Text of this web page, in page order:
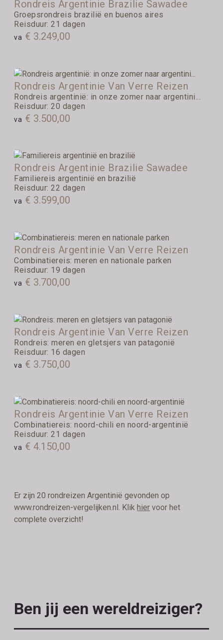
Rondreis Argentinie Brazilie Sawadee
Groepsrondreis brazilië en buenos aires
Reisduur: 21 dagen
va € 3.249,00
Rondreis Argentinie Van Verre Reizen
Rondreis argentinië: in onze zomer naar argentini...
Reisduur: 20 dagen
va € 3.500,00
Rondreis Argentinie Brazilie Sawadee
Familiereis argentinië en brazilië
Reisduur: 22 dagen
va € 3.599,00
Rondreis Argentinie Van Verre Reizen
Combinatiereis: meren en nationale parken
Reisduur: 19 dagen
va € 3.700,00
Rondreis Argentinie Van Verre Reizen
Rondreis: meren en gletsjers van patagonië
Reisduur: 16 dagen
va € 3.750,00
Rondreis Argentinie Van Verre Reizen
Combinatiereis: noord-chili en noord-argentinië
Reisduur: 21 dagen
va € 4.150,00
Er zijn 20 rondreizen Argentinië gevonden op
www.rondreizen-vergelijken.nl. Klikhier voor het
complete overzicht!
Ben jij een wereldreiziger?